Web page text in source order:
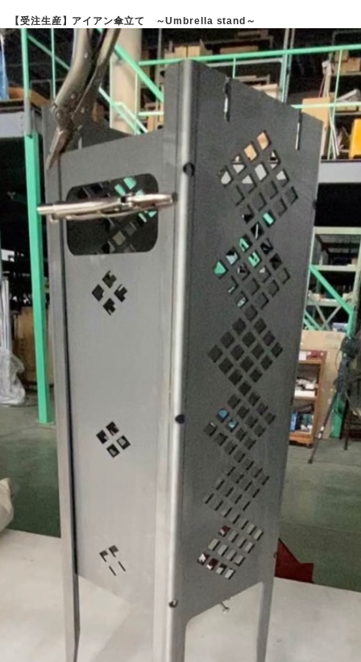
【受注生産】アイアン傘立て ～Umbrella stand～